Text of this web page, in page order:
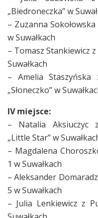
„Biedroneczka” w
– Zuzanna
w Suwałkach
– Tomasz Stankiewicz
Suwałkach
– Amelia Staszyńska
„Słoneczko” w
IV miejsce:
– Natalia Aksiuczyc
„Little Star” w
– Magdalena
1 w Suwałkach
– Aleksander
5 w Suwałkach
– Julia Lenkiewicz z